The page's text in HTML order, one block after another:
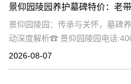
景仰园陵园：传承与关怀，墓碑
动深度解析☎ 景仰园陵园电话
景仰园陵园，一个致力于为逝者提
2026-08-07